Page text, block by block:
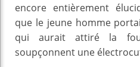
encore entièrement
que le jeune homme
qui aurait attiré la
soupçonnent une